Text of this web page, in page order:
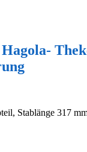
Stablänge 317